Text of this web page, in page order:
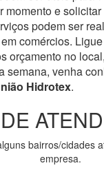
momento e
podem ser
comércios.
orçamento no local,
semana, venha
Hidrotex.
bairros/cidades
empresa.